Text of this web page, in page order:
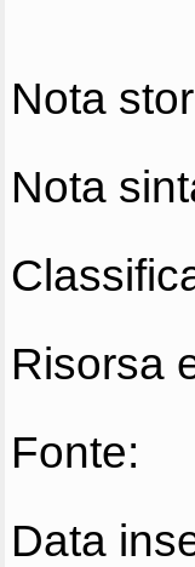
Nota
Nota
Risorsa
Fonte:
Data